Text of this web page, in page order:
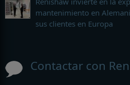
mantenimiento en
sus clientes en Europa
Contactar con